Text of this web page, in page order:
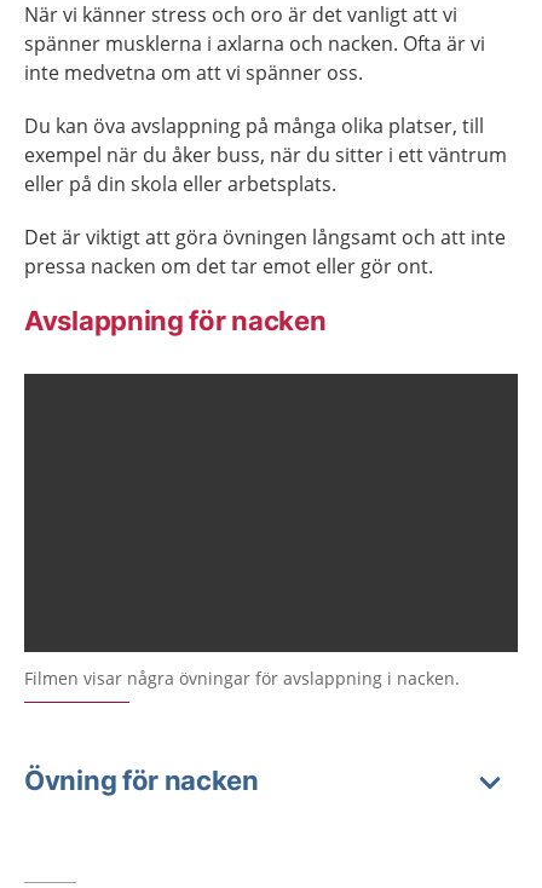
När vi känner stress och oro är det vanligt att vi
spänner musklerna i axlarna och nacken. Ofta är vi
inte medvetna om att vi spänner oss.
Du kan öva avslappning på många olika platser, till
exempel när du åker buss, när du sitter i ett väntrum
eller på din skola eller arbetsplats.
Det är viktigt att göra övningen långsamt och att inte
pressa nacken om det tar emot eller gör ont.
Avslappning för nacken
Filmen visar några övningar för avslappning i nacken.
Övning för nacken